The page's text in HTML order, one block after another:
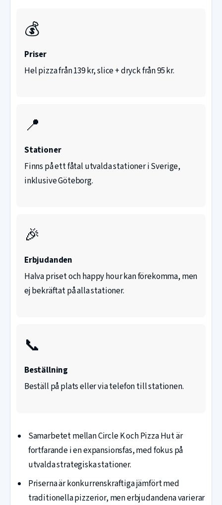
💰
Priser
Hel pizza från 139 kr, slice + dryck från 95 kr.
📍
Stationer
Finns på ett fåtal utvalda stationer i Sverige,
inklusive Göteborg.
🎉
Erbjudanden
Halva priset och happy hour kan förekomma, men
ej bekräftat på alla stationer.
📞
Beställning
Beställ på plats eller via telefon till stationen.
Samarbetet mellan Circle K och Pizza Hut är
fortfarande i en expansionsfas, med fokus på
utvalda strategiska stationer.
Priserna är konkurrenskraftiga jämfört med
traditionella pizzerior, men erbjudandena varierar